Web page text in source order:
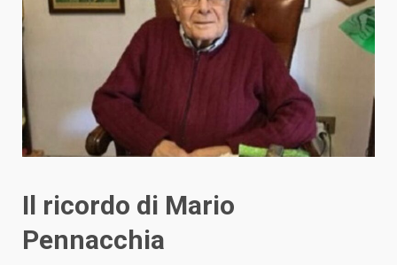
Il ricordo di Mario
Pennacchia